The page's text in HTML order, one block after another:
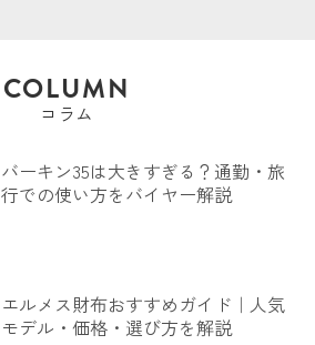
COLUMN
コラム
バーキン35は大きすぎる？通勤・旅
行での使い方をバイヤー解説
エルメス財布おすすめガイド｜人気
モデル・価格・選び方を解説